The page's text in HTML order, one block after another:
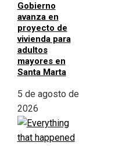
Gobierno
avanza en
proyecto de
vivienda para
adultos
mayores en
Santa Marta
5 de agosto de
2026